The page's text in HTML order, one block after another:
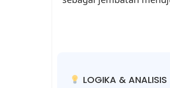
LOGIKA & ANALISIS